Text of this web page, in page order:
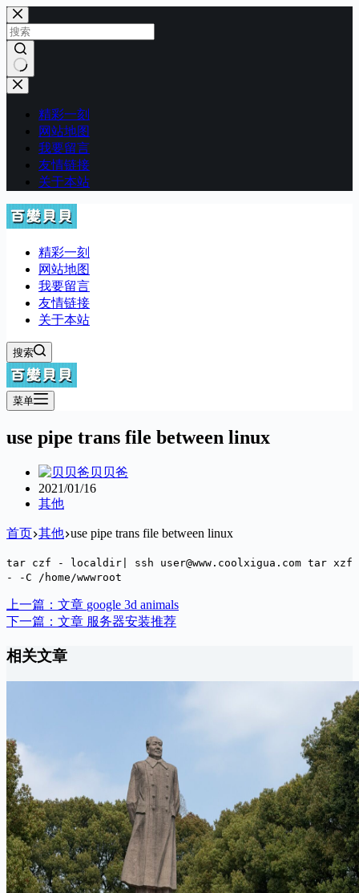
跳
至
内
容
无
精彩一刻
网站地图
我要留言
友情链接
关于本站
精彩一刻
网站地图
我要留言
友情链接
关于本站
搜索
菜单
use pipe trans file between linux
贝贝爸
2021/01/16
其他
首页 其他 use pipe trans file between linux
tar czf - localdir| ssh user@www.coolxigua.com tar xzf
- -C /home/wwwroot
上一篇： 文章 google 3d animals
下一篇： 文章 服务器安装推荐
相关文章